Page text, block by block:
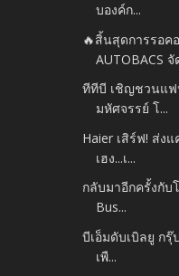
บองค์ก...
🔥สิ้นสุดการรอค
AUTOBACS จั
ทีทีบี เชิญชวนแ
มหัศจรรย์ โ...
Haier เสิร์ฟ! ส่ง
เฮง...เ...
กลับมาอีกครั้งกับ
Bus...
บีเอ็มดับเบิลยู ก
เพื...